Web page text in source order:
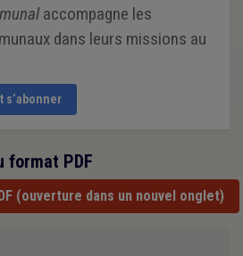
accompagne les
dans leurs missions au
s’abonner
format PDF
(ouverture dans un nouvel onglet)